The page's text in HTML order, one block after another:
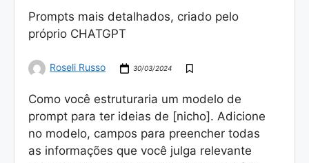
Prompts mais detalhados, criado pelo
próprio CHATGPT
Roseli Russo 30/03/2024
Como você estruturaria um modelo de
prompt para ter ideias de [nicho]. Adicione
no modelo, campos para preencher todas
as informações que você julga relevante